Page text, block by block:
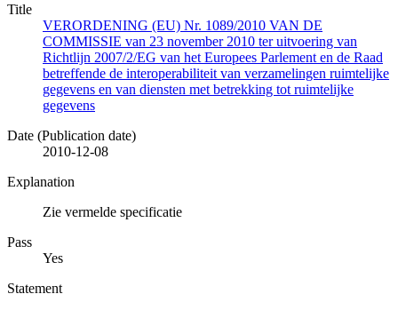
Title
VERORDENING (EU) Nr. 1089/2010 VAN DE
COMMISSIE van 23 november 2010 ter uitvoering van
Richtlijn 2007/2/EG van het Europees Parlement en de Raad
betreffende de interoperabiliteit van verzamelingen ruimtelijke
gegevens en van diensten met betrekking tot ruimtelijke
gegevens
Date (Publication date)
2010-12-08
Explanation
Zie vermelde specificatie
Pass
Yes
Statement